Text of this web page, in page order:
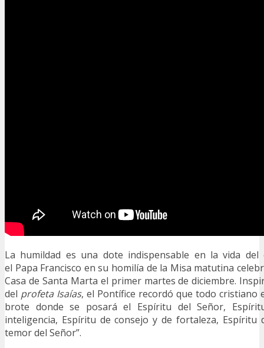
La humildad es una dote indispensable en la vida del
el Papa Francisco en su homilía de la Misa matutina
Casa de Santa Marta el primer martes de diciembre.
del profeta Isaías, el Pontífice recordó que todo cristiano
brote donde se posará el Espíritu del Señor,
inteligencia, Espíritu de consejo y de fortaleza, Espíritu
temor del Señor”.